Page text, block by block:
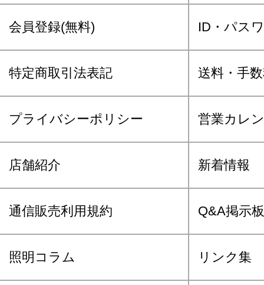
会員登録(無料) ID・パス
特定商取引法表記 送料・手
プライバシーポリシー 営業カレ
店舗紹介 新着情報
通信販売利用規約 Q&A掲示板
照明コラム リンク集